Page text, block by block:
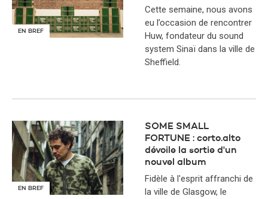
EN BREF
Cette semaine, nous avons
eu l’occasion de rencontrer
Huw, fondateur du sound
system Sinaï dans la ville de
Sheffield.
EN BREF
SOME SMALL
FORTUNE : corto.alto
dévoile la sortie d'un
nouvel album
Fidèle à l'esprit affranchi de
la ville de Glasgow, le